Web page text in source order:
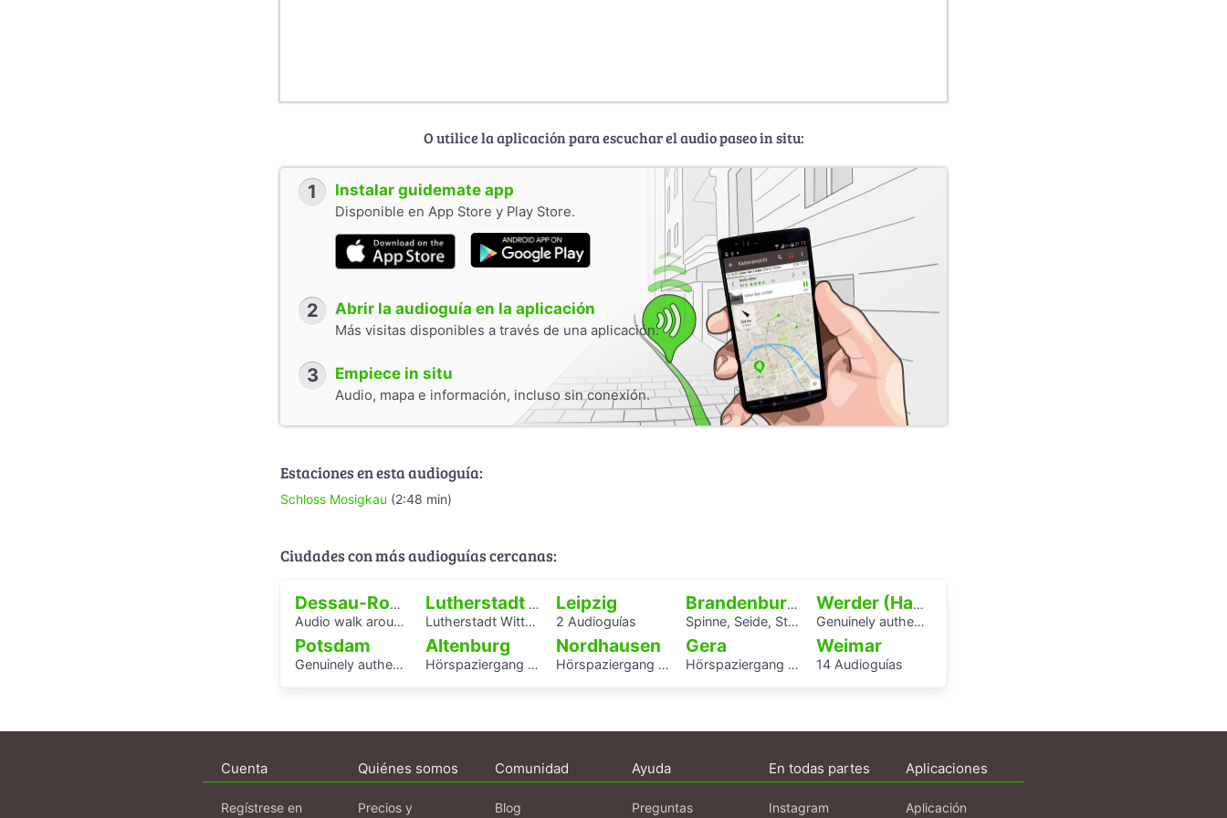
O utilice la aplicación para escuchar el audio paseo in situ:
1 Instalar guidemate app
Disponible en App Store y Play Store.
2 Abrir la audioguía en la aplicación
Más visitas disponibles a través de una aplicación.
3 Empiece in situ
Audio, mapa e información, incluso sin conexión.
Estaciones en esta audioguía:
Schloss Mosigkau (2:48 min)
Ciudades con más audioguías cercanas:
Dessau-Roßlau
Audio walk around the Houses with Balcony Access of the Bauhaus settlement
Lutherstadt Wittenberg
Lutherstadt Wittenberg
Leipzig
2 Audioguías
Brandenburg an der Havel
Spinne, Seide, Stahl – Arbeit und Kunst in Brandenburg.
Werder (Havel)
Genuinely authentic? An audio walk through the centre of Potsdam
Potsdam
Genuinely authentic? An audio walk through the centre of Potsdam
Altenburg
Hörspaziergang Jüdische Geschichte in Altenburg
Nordhausen
Hörspaziergang Jüdische Geschichte in Nordhausen
Gera
Hörspaziergang Jüdisches Leben und jüdische Geschichte in Gera
Weimar
14 Audioguías
Cuenta
Regístrese en
Quiénes somos
Precios y
Comunidad
Blog
Ayuda
Preguntas
En todas partes
Instagram
Aplicaciones
Aplicación